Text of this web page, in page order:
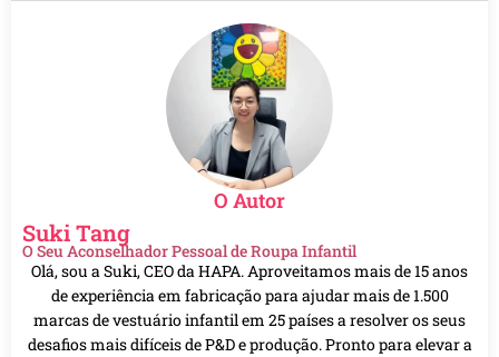
O Autor
Suki Tang
O Seu Aconselhador Pessoal de Roupa Infantil
Olá, sou a Suki, CEO da HAPA. Aproveitamos mais de 15 anos
de experiência em fabricação para ajudar mais de 1.500
marcas de vestuário infantil em 25 países a resolver os seus
desafios mais difíceis de P&D e produção. Pronto para elevar a